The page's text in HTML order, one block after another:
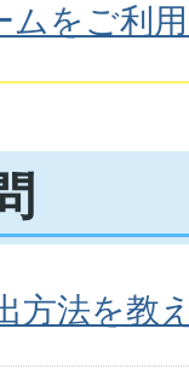
ムをご利
方法を教